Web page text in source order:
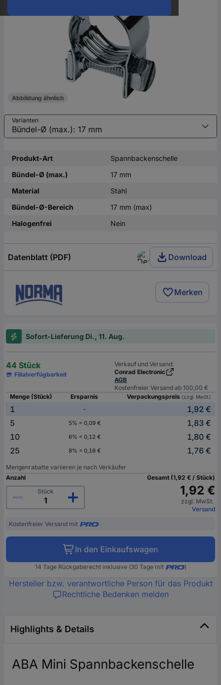
Abbildung ähnlich
Varianten
Produkt-Art
Spannbackenschelle
Bündel-Ø (max.)
17 mm
Material
Stahl
Bündel-Ø-Bereich
17 mm (max)
Halogenfrei
Nein
Datenblatt (PDF) Download
Merken
Sofort-Lieferung Di., 11. Aug.
44 Stück
Filialverfügbarkeit
Verkauf und Versand:
Conrad Electronic
AGB
Kostenfreier Versand ab 100,00 €
Menge (Stück)
Ersparnis Verpackungspreis (zzgl. MwSt.)
1 -
1,92 €
5
5% = 0,09 €
1,83 €
10
6% = 0,12 €
1,80 €
25
8% = 0,16 € 1,76 €
Mengenrabatte variieren je nach Verkäufer
Anzahl
Stück
Gesamt (1,92 € / Stück)
1,92 €
zzgl. MwSt.
Versand
Kostenfreier Versand mit
In den Einkaufswagen
14 Tage Rückgaberecht inklusive (30 Tage mit )
Hersteller bzw. verantwortliche Person für das Produkt
Rechtliche Bedenken melden
Highlights & Details
ABA Mini Spannbackenschelle